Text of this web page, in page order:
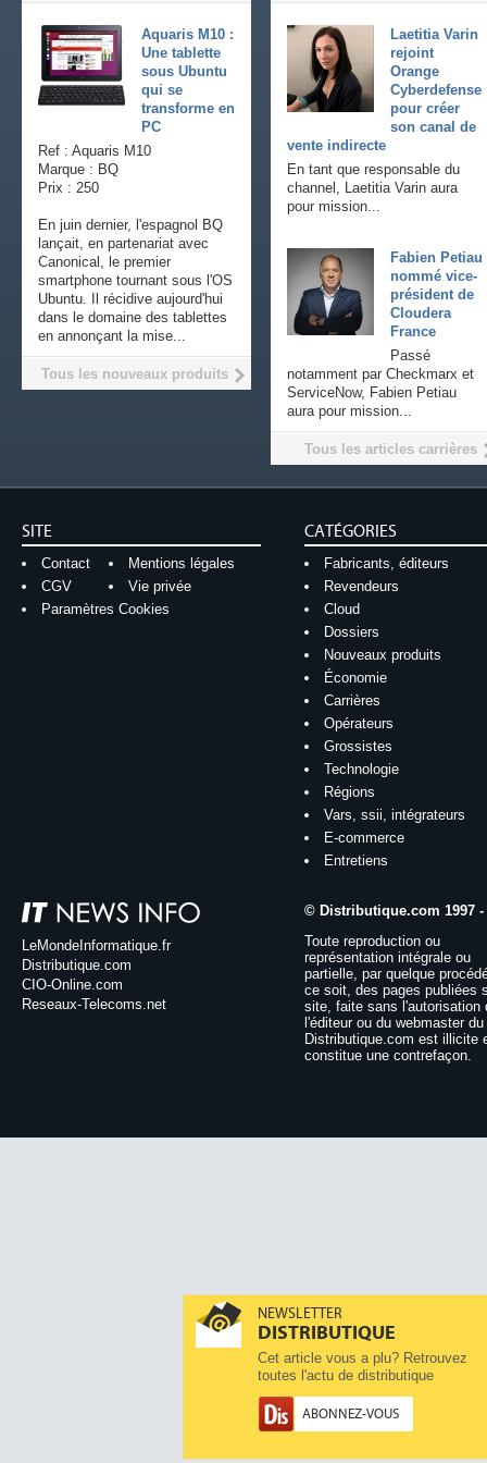
NEWSLETTER
DISTRIBUTIQUE
Cet article vous a plu? Retrouvez
toutes l'actu de distributique
ABONNEZ-VOUS
Laetitia Varin
rejoint
Orange
Cyberdefense
pour créer
son canal de
vente indirecte
En tant que responsable du
channel, Laetitia Varin aura
pour mission...
Fabien Petiau
nommé vice-
président de
Cloudera
France
Passé
notamment par Checkmarx et
ServiceNow, Fabien Petiau
aura pour mission...
Tous les articles carrières
Aquaris M10 :
Une tablette
sous Ubuntu
qui se
transforme en
PC
Ref : Aquaris M10
Marque : BQ
Prix : 250
En juin dernier, l'espagnol BQ
lançait, en partenariat avec
Canonical, le premier
smartphone tournant sous l'OS
Ubuntu. Il récidive aujourd'hui
dans le domaine des tablettes
en annonçant la mise...
Tous les nouveaux produits
SITE
Contact
Mentions légales
CGV
Vie privée
Paramètres Cookies
CATÉGORIES
Fabricants, éditeurs
Revendeurs
Cloud
Dossiers
Nouveaux produits
Économie
Carrières
Opérateurs
Grossistes
Technologie
Régions
Vars, ssii, intégrateurs
E-commerce
Entretiens
LeMondeInformatique.fr
Distributique.com
CIO-Online.com
Reseaux-Telecoms.net
© Distributique.com 1997 -
Toute reproduction ou
représentation intégrale ou
partielle, par quelque
ce soit, des pages publiées
site, faite sans l'autorisation
l'éditeur ou du webmaster
Distributique.com est illicite
constitue une contrefaçon.